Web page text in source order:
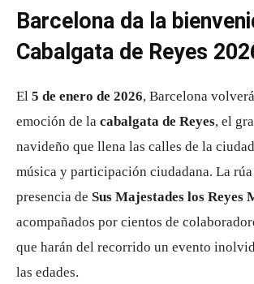
Barcelona da la
Cabalgata de Reyes
El 5 de enero de 2026, Barcelona
emoción de la cabalgata de Reyes, el
navideño que llena las calles de la
música y participación ciudadana. La
presencia de Sus Majestades los Reyes
acompañados por cientos de
que harán del recorrido un evento
las edades.